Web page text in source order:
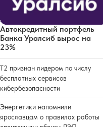
Автокредитный портфель
Банка Уралсиб вырос на
23%
Т2 признан лидером по числу
бесплатных сервисов
кибербезопасности
Энергетики напомнили
ярославцам о правилах работы